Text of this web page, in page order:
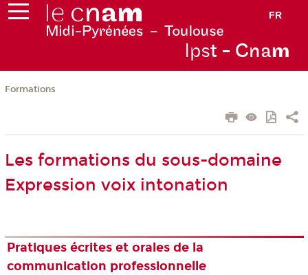
FR
Ipst - Cnam
Formations
Les formations du sous-domaine
Expression voix intonation
Pratiques écrites et orales de la
communication professionnelle